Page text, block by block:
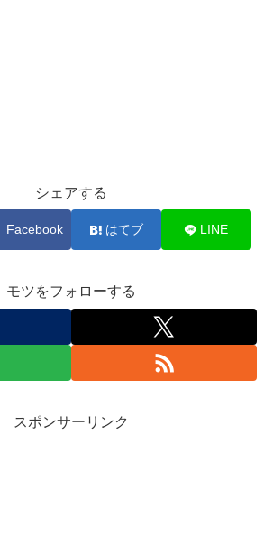
シェアする
Facebook はてブ LINE
モツをフォローする
スポンサーリンク